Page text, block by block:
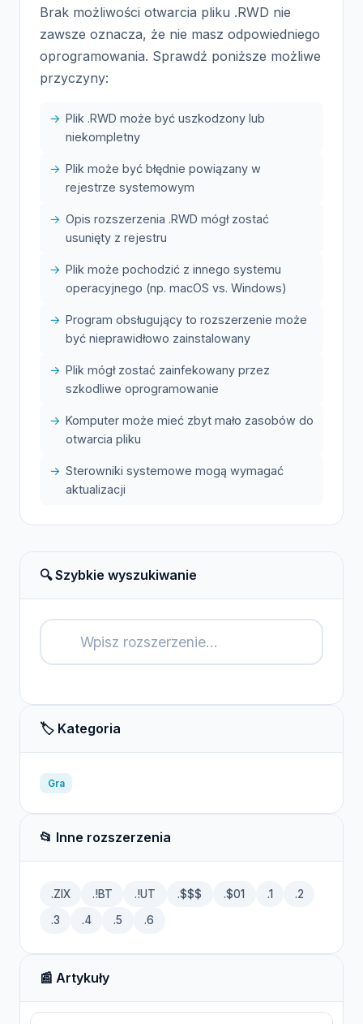
Brak możliwości otwarcia pliku .RWD nie
zawsze oznacza, że nie masz odpowiedniego
oprogramowania. Sprawdź poniższe możliwe
przyczyny:
Plik .RWD może być uszkodzony lub
niekompletny
Plik może być błędnie powiązany w
rejestrze systemowym
Opis rozszerzenia .RWD mógł zostać
usunięty z rejestru
Plik może pochodzić z innego systemu
operacyjnego (np. macOS vs. Windows)
Program obsługujący to rozszerzenie może
być nieprawidłowo zainstalowany
Plik mógł zostać zainfekowany przez
szkodliwe oprogramowanie
Komputer może mieć zbyt mało zasobów do
otwarcia pliku
Sterowniki systemowe mogą wymagać
aktualizacji
🔍 Szybkie wyszukiwanie
🏷️ Kategoria
Gra
📂 Inne rozszerzenia
.ZIX .!BT .!UT .$$$ .$01 .1 .2
.3 .4 .5 .6
📰 Artykuły